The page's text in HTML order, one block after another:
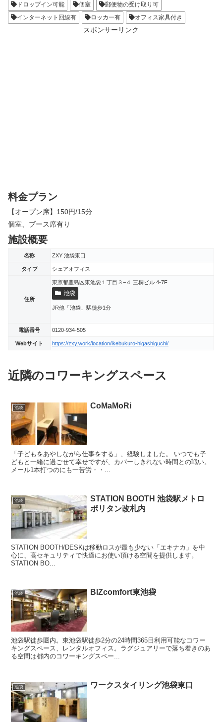
ドロップイン可能 個室
郵便物の受け取り可
インターネット回線有
ロッカー有 オフィス家具付き
スポンサーリンク
料金プラン
【オープン席】150円/15分
個室、ブース席有り
施設概要
名称 ZXY 池袋東口
タイプ シェアオフィス
住所
東京都豊島区東池袋１丁目３−４ 三桐ビル 4-7F
池袋
JR他「池袋」駅徒歩1分
電話番号 0120-934-505
Webサイト https://zxy.work/location/ikebukuro-higashiguchi/
近隣のコワーキングスペース
池袋 CoMaMoRi
「子どもをあやしながら仕事をする」、経験しました。 いつでも子
どもと一緒に過ごせて幸せですが、カバーしきれない時間との戦い。
メール1本打つのにも一苦労・・...
池袋
STATION BOOTH 池袋駅メトロ
ポリタン改札内
STATION BOOTH/DESKは移動ロスが最も少ない「エキナカ」を中
心に、高セキュリティで快適にお使い頂ける空間を提供します。
STATION BO...
池袋 BIZcomfort東池袋
池袋駅徒歩圏内。東池袋駅徒歩2分の24時間365日利用可能なコワー
キングスペース、レンタルオフィス。ラグジュアリーで落ち着きのあ
る空間は都内のコワーキングスペー...
池袋 ワークスタイリング池袋東口